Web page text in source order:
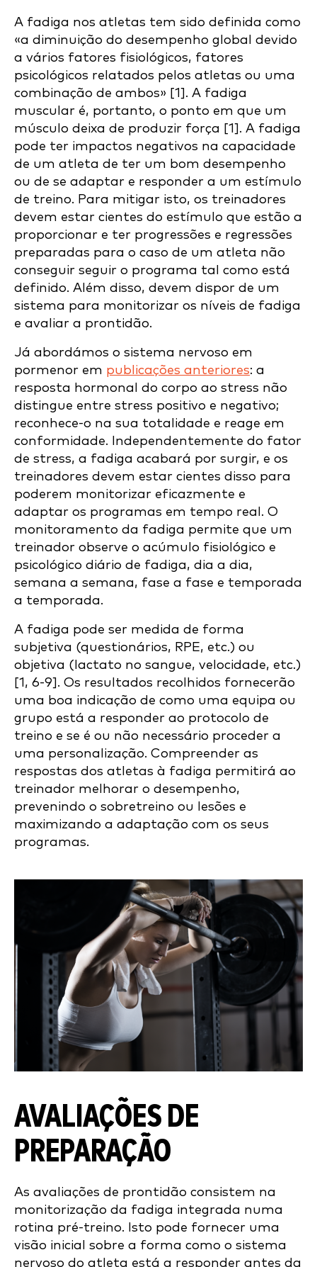
A fadiga nos atletas tem sido definida como
«a diminuição do desempenho global devido
a vários fatores fisiológicos, fatores
psicológicos relatados pelos atletas ou uma
combinação de ambos» [1]. A fadiga
muscular é, portanto, o ponto em que um
músculo deixa de produzir força [1]. A fadiga
pode ter impactos negativos na capacidade
de um atleta de ter um bom desempenho
ou de se adaptar e responder a um estímulo
de treino. Para mitigar isto, os treinadores
devem estar cientes do estímulo que estão a
proporcionar e ter progressões e regressões
preparadas para o caso de um atleta não
conseguir seguir o programa tal como está
definido. Além disso, devem dispor de um
sistema para monitorizar os níveis de fadiga
e avaliar a prontidão.
Já abordámos o sistema nervoso em
pormenor em publicações anteriores: a
resposta hormonal do corpo ao stress não
distingue entre stress positivo e negativo;
reconhece-o na sua totalidade e reage em
conformidade. Independentemente do fator
de stress, a fadiga acabará por surgir, e os
treinadores devem estar cientes disso para
poderem monitorizar eficazmente e
adaptar os programas em tempo real. O
monitoramento da fadiga permite que um
treinador observe o acúmulo fisiológico e
psicológico diário de fadiga, dia a dia,
semana a semana, fase a fase e temporada
a temporada.
A fadiga pode ser medida de forma
subjetiva (questionários, RPE, etc.) ou
objetiva (lactato no sangue, velocidade, etc.)
[1, 6-9]. Os resultados recolhidos fornecerão
uma boa indicação de como uma equipa ou
grupo está a responder ao protocolo de
treino e se é ou não necessário proceder a
uma personalização. Compreender as
respostas dos atletas à fadiga permitirá ao
treinador melhorar o desempenho,
prevenindo o sobretreino ou lesões e
maximizando a adaptação com os seus
programas.
AVALIAÇÕES DE
PREPARAÇÃO
As avaliações de prontidão consistem na
monitorização da fadiga integrada numa
rotina pré-treino. Isto pode fornecer uma
visão inicial sobre a forma como o sistema
nervoso do atleta está a responder antes da